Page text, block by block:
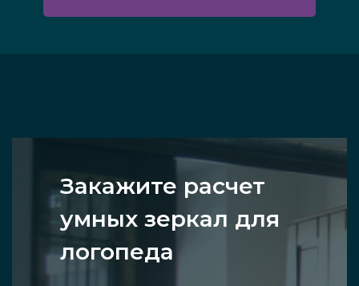
Закажите расчет
умных зеркал для
логопеда